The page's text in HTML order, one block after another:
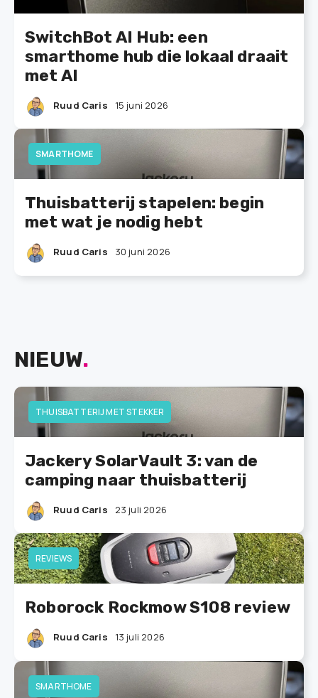
SwitchBot AI Hub: een
smarthome hub die lokaal draait
met AI
Ruud Caris 15 juni 2026
SMARTHOME
Thuisbatterij stapelen: begin
met wat je nodig hebt
Ruud Caris 30 juni 2026
NIEUW.
THUISBATTERIJ MET STEKKER
Jackery SolarVault 3: van de
camping naar thuisbatterij
Ruud Caris 23 juli 2026
REVIEWS
Roborock Rockmow S108 review
Ruud Caris 13 juli 2026
SMARTHOME